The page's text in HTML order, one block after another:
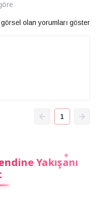
olan yorumları göster
1
Yakışanı